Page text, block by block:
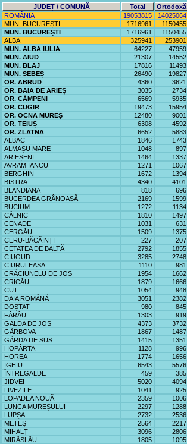
JUDEȚ / COMUNĂ Total Ortodoxă
ROMÂNIA
19053815 14025064
MUN. BUCUREȘTI
1716961 1150455
MUN. BUCUREȘTI
1716961 1150455
ALBA
325941 253901
MUN. ALBA IULIA
64227 47959
MUN. AIUD
21307 14552
MUN. BLAJ
17816 11493
MUN. SEBEȘ
26490 19827
OR. ABRUD
4360 3621
OR. BAIA DE ARIEȘ
3035 2734
OR. CÂMPENI
6569 5935
OR. CUGIR
19473 15954
OR. OCNA MUREȘ
12480 9001
OR. TEIUȘ
6308 4592
OR. ZLATNA
6652 5883
ALBAC
1846 1743
ALMAȘU MARE
1048 897
ARIEȘENI
1464 1337
AVRAM IANCU
1271 1067
BERGHIN
1672 1394
BISTRA
4340 4101
BLANDIANA
818 696
BUCERDEA GRÂNOASĂ
2169 1599
BUCIUM
1272 1134
CÂLNIC
1810 1497
CENADE
1031 631
CERGĂU
1509 1375
CERU-BĂCĂINȚI
227 207
CETATEA DE BALTĂ
2792 1855
CIUGUD
3285 2748
CIURULEASA
1110 981
CRĂCIUNELU DE JOS
1954 1662
CRICĂU
1879 1666
CUT
1054 948
DAIA ROMÂNĂ
3051 2382
DOȘTAT
980 845
FĂRĂU
1303 919
GALDA DE JOS
4373 3732
GÂRBOVA
1867 1487
GÂRDA DE SUS
1415 1351
HOPÂRTA
1128 996
HOREA
1774 1656
IGHIU
6543 5576
ÎNTREGALDE
459 385
JIDVEI
5020 4094
LIVEZILE
1041 925
LOPADEA NOUĂ
2359 1006
LUNCA MUREȘULUI
2297 1288
LUPȘA
2732 2536
METEȘ
2564 2217
MIHALȚ
3096 2806
MIRĂSLĂU
1805 1095